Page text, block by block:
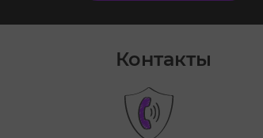
Контакты